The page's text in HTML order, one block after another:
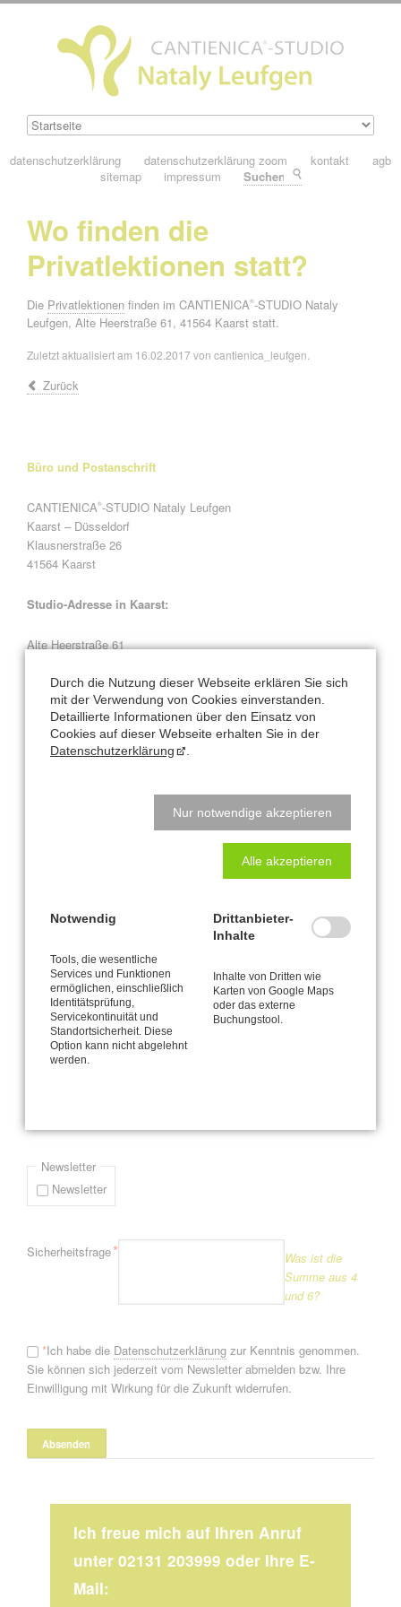
datenschutzerklärung datenschutzerklärung zoom kontakt
agb
sitemap
impressum
Wo finden die
Privatlektionen statt?
Die Privatlektionenfinden im CANTIENICA®-STUDIO Nataly
Leufgen, Alte Heerstraße 61, 41564 Kaarst statt.
Zuletzt aktualisiert am 16.02.2017 von cantienica_leufgen.
Zurück
Büro und Postanschrift
CANTIENICA®-STUDIO Nataly Leufgen
Kaarst – Düsseldorf
Klausnerstraße 26
41564 Kaarst
Studio-Adresse in Kaarst:
Alte Heerstraße 61
Natalys Blog
Für wen denn jetzt?!?
Ob Sie das Leben genießen können, ist eine Frage der
1 4
Newsletter-Anmeldung
Bitte informieren Sie mich via E-Mail (durchschnittlich etwa einmal
pro Monat) über Neuigkeiten und Angebote zur CANTIENICA® -
Methode wie zum Beispiel mein jeweils aktuelles Kursprogramm.
Newsletter
Newsletter
Pflichtfeld
Sicherheitsfrage*
Was ist die
Summe aus 4
und 6?
*Ich habe die Datenschutzerklärungzur Kenntnis genommen.
Sie können sich jederzeit vom Newsletter abmelden bzw. Ihre
Einwilligung mit Wirkung für die Zukunft widerrufen.
Ich freue mich auf Ihren Anruf
unter 02131 203999 oder Ihre E-
Mail:
Durch die Nutzung dieser Webseite erklären Sie sich
mit der Verwendung von Cookies einverstanden.
Detaillierte Informationen über den Einsatz von
Cookies auf dieser Webseite erhalten Sie in der
Datenschutzerklärung
Nur notwendige akzeptieren
Alle akzeptieren
Notwendig
Tools, die wesentliche
Services und Funktionen
ermöglichen, einschließlich
Identitätsprüfung,
Servicekontinuität und
Standortsicherheit. Diese
Option kann nicht abgelehnt
werden.
Drittanbieter-
Inhalte
Inhalte von Dritten wie
Karten von Google Maps
oder das externe
Buchungstool.